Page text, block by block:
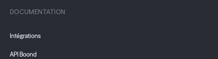
DOCUMENTATION
Intégrations
API Boond